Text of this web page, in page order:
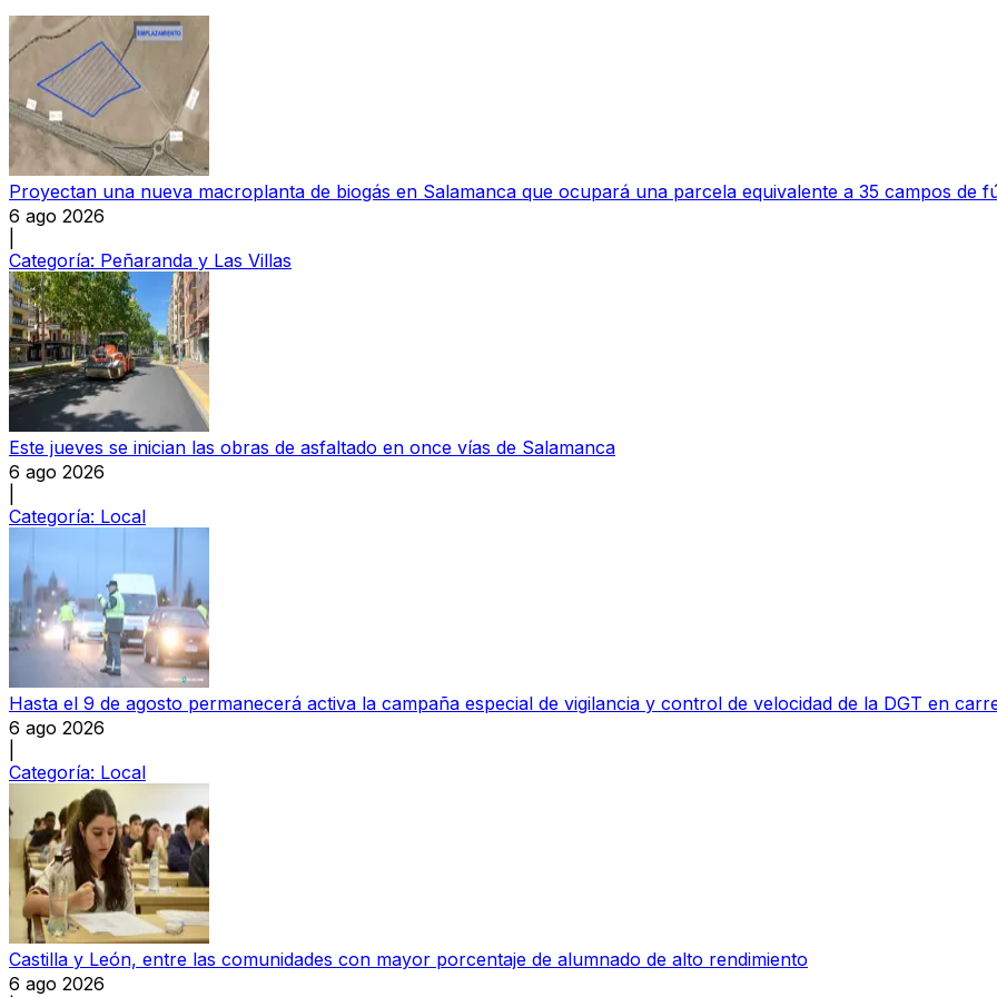
Proyectan una nueva macroplanta de biogás en Salamanca que ocupará una parcela equivalente a 35 campos de
6 ago 2026
Categoría: Peñaranda y Las Villas
Este jueves se inician las obras de asfaltado en once vías de Salamanca
6 ago 2026
Categoría: Local
Hasta el 9 de agosto permanecerá activa la campaña especial de vigilancia y control de velocidad de la DGT en
6 ago 2026
Categoría: Local
Castilla y León, entre las comunidades con mayor porcentaje de alumnado de alto rendimiento
6 ago 2026